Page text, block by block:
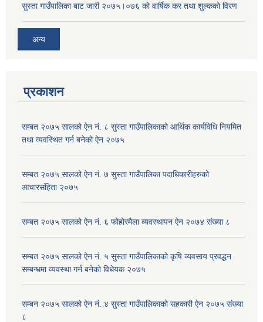
सुस्ता गाउँपालिका बाट जारी २०७५।०७६ काे वार्षिक कर तथा शुल्ककाे विरण
अन्य
प्रकाशन
सम्बत २०७५ सालको ऐन नं. ८ सुस्ता गाउँपालिकाको आर्थिक कार्यविधि नियमित
तथा व्यवस्थित गर्न बनेको ऐन २०७५
सम्बत २०७५ सालको ऐन नं. ७ सुस्ता गाउँपालिका पदाधिकारीहरुको
आचारसंहिता २०७५
सम्बत २०७५ सालको ऐन नं. ६ फोहोरमैला व्यवस्थापन ऐन २०७४ संख्या ८
सम्बत २०७५ सालको ऐन नं. ५ सुस्ता गाउँपालिकाको कृषि व्यवसाय प्रवद्धन
सम्बन्धमा व्यवस्था गर्न बनेको विधेयक २०७५
सम्बन २०७५ सालको ऐन नं. ४ सुस्ता गाउँपालिकाको सहकारी ऐन २०७५ संख्या
८